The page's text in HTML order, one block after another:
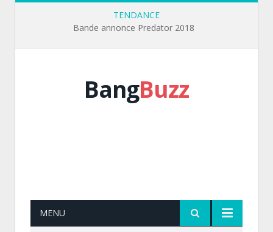
TENDANCE
Bande annonce Predator 2018
BangBuzz
MENU